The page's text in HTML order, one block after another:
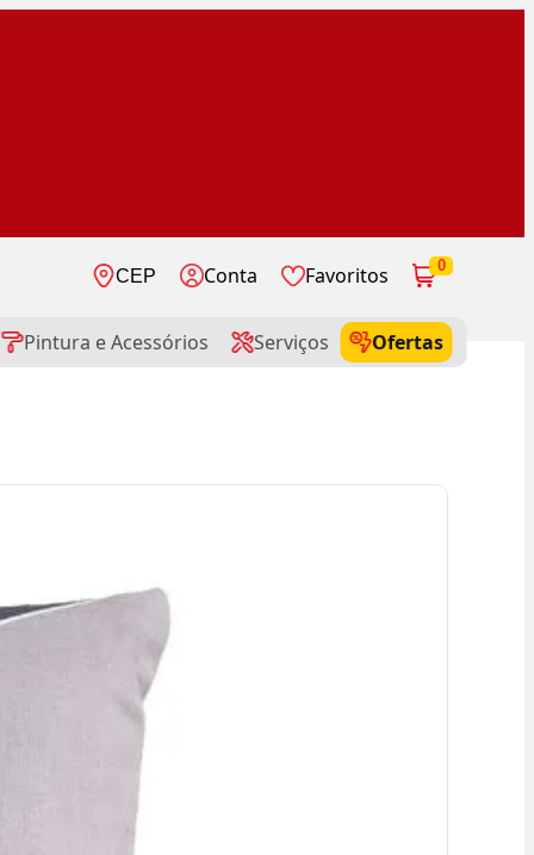
CEP Conta Favoritos 0
Pintura e Acessórios Serviços
Ofertas